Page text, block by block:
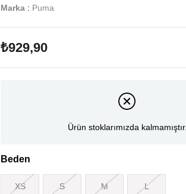
Marka : Puma
₺929,90
Ürün stoklarımızda kalmamıştır.
Beden
XS S M L